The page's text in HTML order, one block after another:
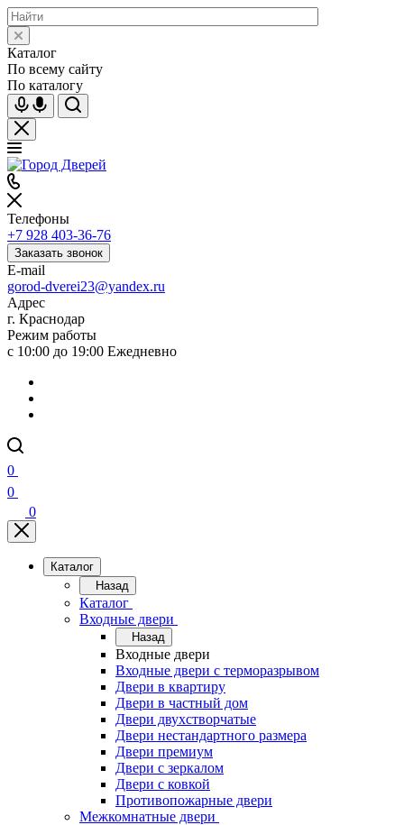
Каталог
По всему сайту
По каталогу
Телефоны
+7 928 403-36-76
Заказать звонок
E-mail
gorod-dverei23@yandex.ru
Адрес
г. Краснодар
Режим работы
с 10:00 до 19:00 Ежедневно
0
0
0
Каталог
Назад
Каталог
Входные двери
Назад
Входные двери
Входные двери с терморазрывом
Двери в квартиру
Двери в частный дом
Двери двухстворчатые
Двери нестандартного размера
Двери премиум
Двери с зеркалом
Двери с ковкой
Противопожарные двери
Межкомнатные двери